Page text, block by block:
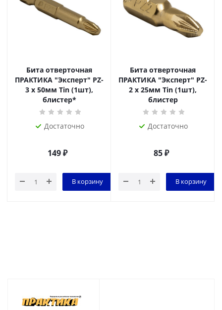
Бита отверточная
ПРАКТИКА "Эксперт" PZ-
3 х 50мм Tin (1шт),
блистер*
Достаточно
149₽
В корзину
Бита отверточная
ПРАКТИКА "Эксперт" PZ-
2 х 25мм Tin (1шт),
блистер
Достаточно
85₽
В корзину